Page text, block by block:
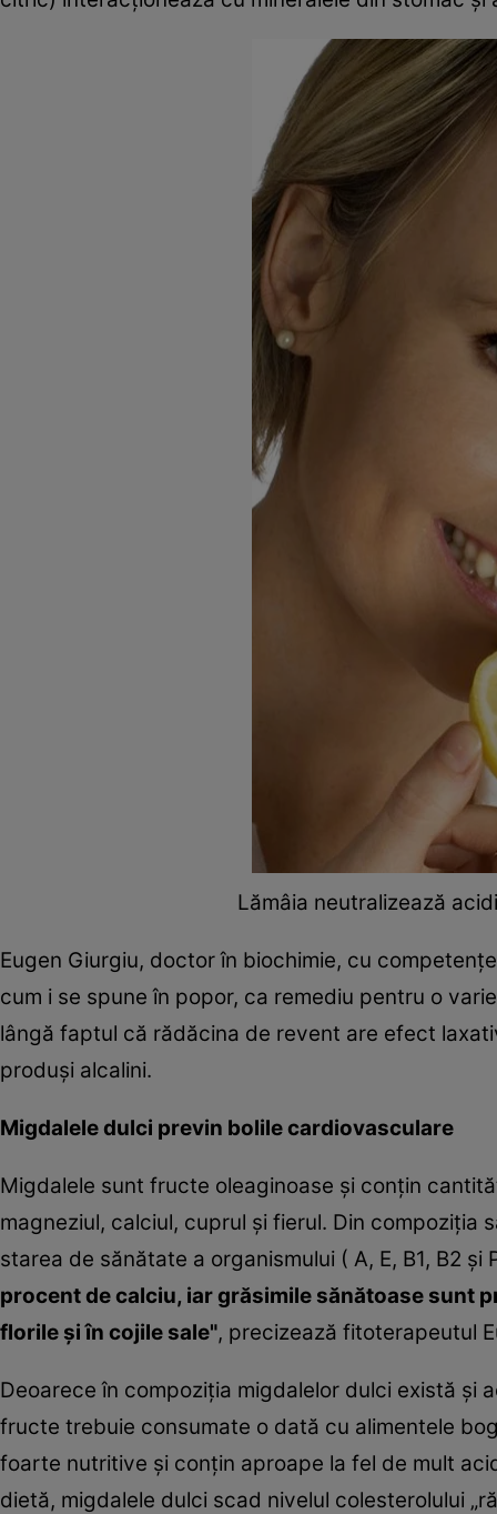
Lămâia neutralizează
Eugen Giurgiu, doctor în biochimie, cu
cum i se spune în popor, ca remediu pentru o
lângă faptul că rădăcina de revent are efect
produşi alcalini.
Migdalele dulci previn bolile cardiovasculare
Migdalele sunt fructe oleaginoase şi conţin
magneziul, calciul, cuprul şi fierul. Din compoziţia
starea de sănătate a organismului ( A, E, B1, B2 şi
procent de calciu, iar grăsimile sănătoase sunt
florile şi în cojile sale", precizează fitoterapeutul
Deoarece în compoziţia migdalelor dulci există şi
fructe trebuie consumate o dată cu alimentele
foarte nutritive şi conţin aproape la fel de mult
dietă, migdalele dulci scad nivelul colesterolului